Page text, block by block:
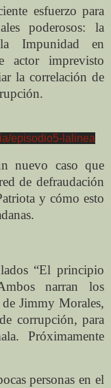
esfuerzo para
poderosos: la
Impunidad en
actor imprevisto
la correlación de
episodio5-lalinea
nuevo caso que
de defraudación
y cómo esto
“El principio
narran los
Jimmy Morales,
corrupción, para
Próximamente
personas en el